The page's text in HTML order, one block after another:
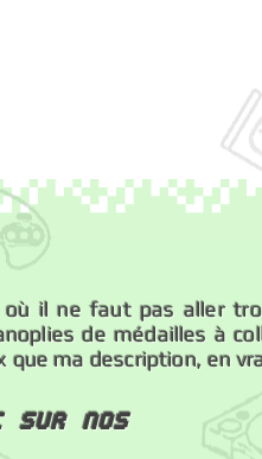
il ne faut pas aller
de médailles à
que ma description, en
sur nos